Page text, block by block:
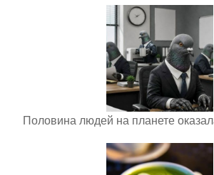
Половина людей на планете